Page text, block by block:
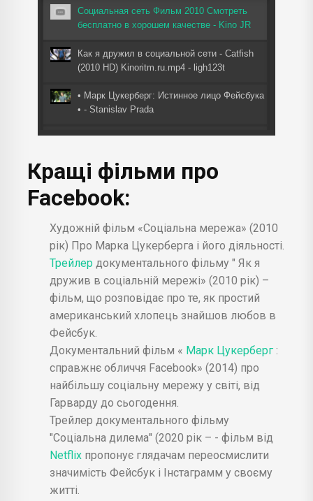
Социальная сеть Фильм 2010 Смотреть
бесплатно в хорошем качестве - Kino JR
Как я дружил в социальной сети - Catfish
(2010 HD) Kinoritm.ru.mp4 - ligh123t
• Марк Цукерберг: Истинное лицо Фейсбука
• - Stanislav Prada
Социальная дилемма (The Social Dilemma)
Сагидуллин
Mark Zuckerberg: Building the Facebook
Empire - Bloomberg Originals
Кращі фільми про
Facebook:
Художній фільм «Соціальна мережа» (2010
рік) Про Марка Цукерберга і його діяльності.
Трейлер документального фільму " Як я
дружив в соціальній мережі» (2010 рік) –
фільм, що розповідає про те, як простий
американський хлопець знайшов любов в
Фейсбук.
Документальний фільм « Марк Цукерберг :
справжнє обличчя Facebook» (2014) про
найбільшу соціальну мережу у світі, від
Гарварду до сьогодення.
Трейлер документального фільму
"Соціальна дилема" (2020 рік – - фільм від
Netflix пропонує глядачам переосмислити
значимість Фейсбук і Інстаграмм у своєму
житті.